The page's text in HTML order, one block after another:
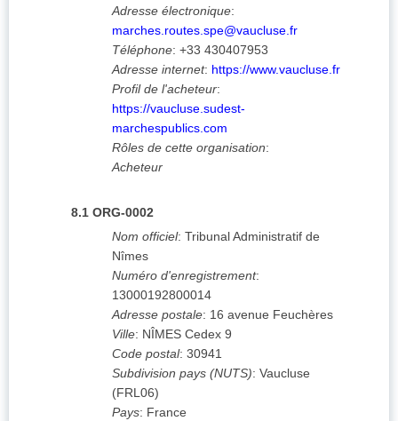
Adresse électronique:
marches.routes.spe@vaucluse.fr
Téléphone: +33 430407953
Adresse internet: https://www.vaucluse.fr
Profil de l'acheteur:
https://vaucluse.sudest-
marchespublics.com
Rôles de cette organisation:
Acheteur
8.1 ORG-0002
Nom officiel: Tribunal Administratif de
Nîmes
Numéro d'enregistrement:
13000192800014
Adresse postale: 16 avenue Feuchères
Ville: NÎMES Cedex 9
Code postal: 30941
Subdivision pays (NUTS): Vaucluse
(FRL06)
Pays: France